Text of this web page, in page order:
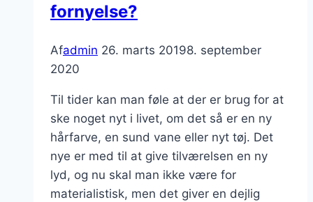
fornyelse?
Afadmin 26. marts 20198. september
2020
Til tider kan man føle at der er brug for at
ske noget nyt i livet, om det så er en ny
hårfarve, en sund vane eller nyt tøj. Det
nye er med til at give tilværelsen en ny
lyd, og nu skal man ikke være for
materialistisk, men det giver en dejlig